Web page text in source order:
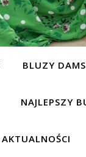
BLUZY
NAJLEPSZY
AKTUALNOŚCI